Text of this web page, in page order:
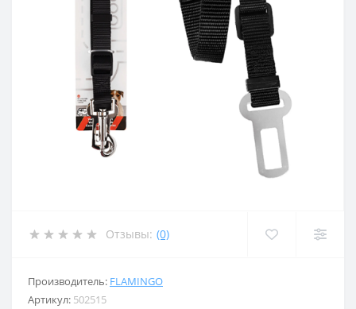
Отзывы: (0)
Производитель: FLAMINGO
Артикул: 502515